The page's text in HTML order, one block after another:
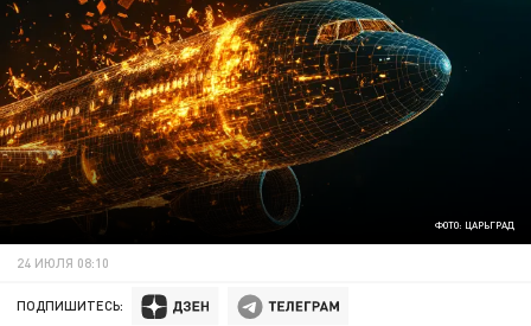
ФОТО: ЦАРЬГРАД
24 ИЮЛЯ 08:10
ПОДПИШИТЕСЬ: